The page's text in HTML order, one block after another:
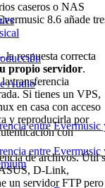
Audio
entre Evermusic
entre Evermusic
caseros o NAS
8.6 añade
respuesta correcta
propio servidor.
transferencia
Si tienes un VPS,
en casa con acceso
y reproducirla por
con
de archivos. Útil
D-Link,
un servidor FTP pero